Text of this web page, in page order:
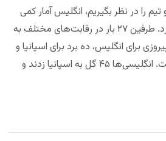
را در نظر بگیریم، انگلیس آمار کمی
بهتری نسبت به اسپانیا دارد. طرفین ۲۷ بار در رقابت‌های مختلف به
برای انگلیس، ده برد برای اسپانیا و
چهار تساوی حاصل کار است. انگلیسی‌ها ۴۵ گل به اسپانیا زدند و